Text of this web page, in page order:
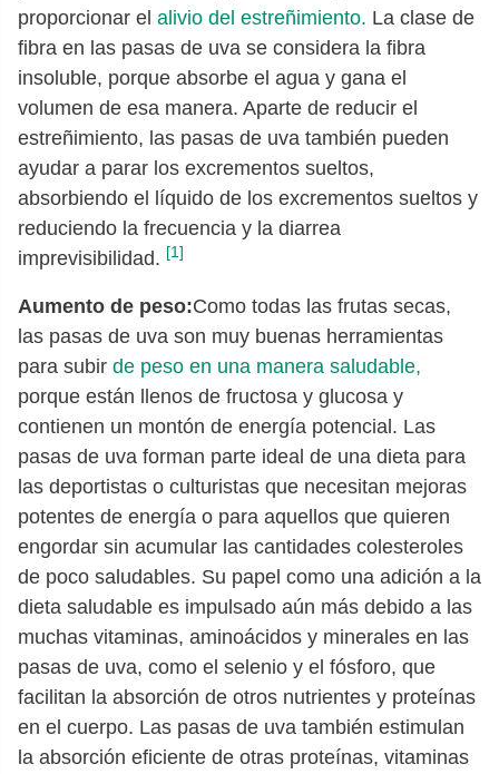
proporcionar el alivio del estreñimiento. La clase de
fibra en las pasas de uva se considera la fibra
insoluble, porque absorbe el agua y gana el
volumen de esa manera. Aparte de reducir el
estreñimiento, las pasas de uva también pueden
ayudar a parar los excrementos sueltos,
absorbiendo el líquido de los excrementos sueltos y
reduciendo la frecuencia y la diarrea
imprevisibilidad. [1]
Aumento de peso:Como todas las frutas secas,
las pasas de uva son muy buenas herramientas
para subir de peso en una manera saludable,
porque están llenos de fructosa y glucosa y
contienen un montón de energía potencial. Las
pasas de uva forman parte ideal de una dieta para
las deportistas o culturistas que necesitan mejoras
potentes de energía o para aquellos que quieren
engordar sin acumular las cantidades colesteroles
de poco saludables. Su papel como una adición a la
dieta saludable es impulsado aún más debido a las
muchas vitaminas, aminoácidos y minerales en las
pasas de uva, como el selenio y el fósforo, que
facilitan la absorción de otros nutrientes y proteínas
en el cuerpo. Las pasas de uva también estimulan
la absorción eficiente de otras proteínas, vitaminas